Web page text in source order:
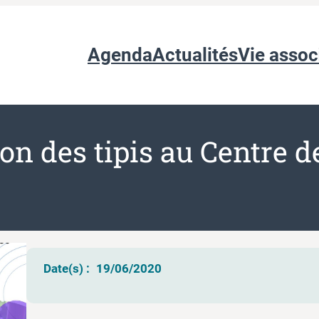
AgendaActualitésVie
des tipis au Centre
Date(s) : 19/06/2020